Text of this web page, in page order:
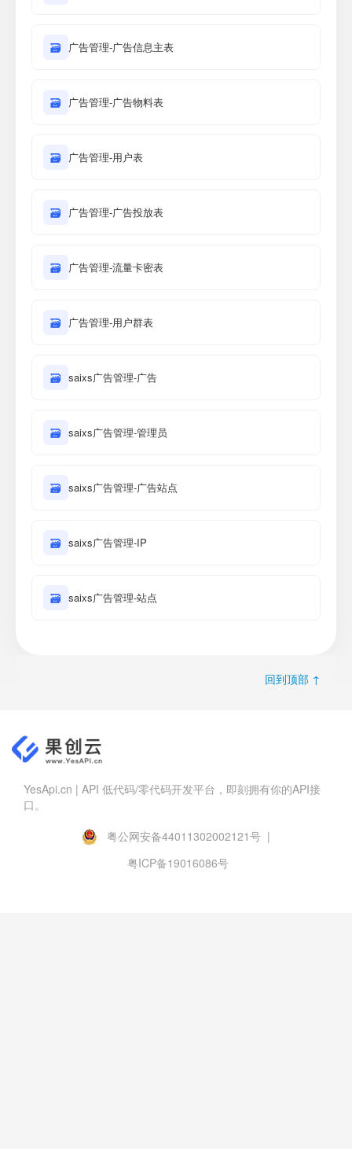
🗃 广告管理-广告信息主表
🗃 广告管理-广告物料表
🗃 广告管理-用户表
🗃 广告管理-广告投放表
🗃 广告管理-流量卡密表
🗃 广告管理-用户群表
🗃 saixs广告管理-广告
🗃 saixs广告管理-管理员
🗃 saixs广告管理-广告站点
🗃 saixs广告管理-IP
🗃 saixs广告管理-站点
回到顶部 ↑
YesApi.cn | API 低代码/零代码开发平台，即刻拥有你的API接
口。
粤公网安备44011302002121号 |
粤ICP备19016086号